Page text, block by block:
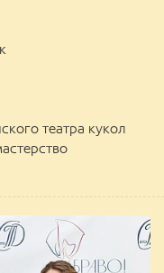
театра кукол